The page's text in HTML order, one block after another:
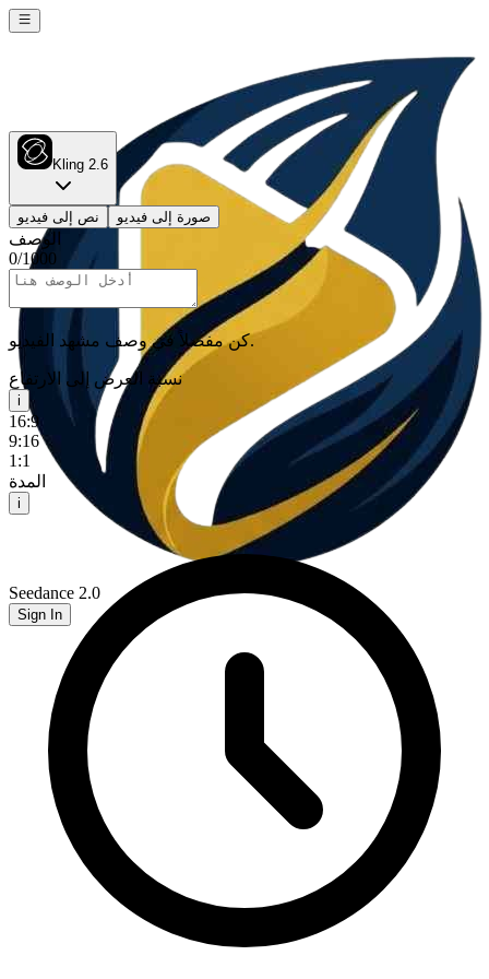
Seedance 2.0
Sign In
Kling 2.6
نص إلى فيديو صورة إلى فيديو
الوصف
0/1000
كن مفصلاً في وصف مشهد الفيديو.
نسبة العرض إلى الارتفاع
i
16:9
9:16
1:1
المدة
i